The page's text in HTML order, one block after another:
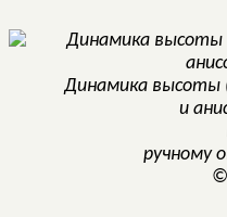
Динамика высоты
и
ручному